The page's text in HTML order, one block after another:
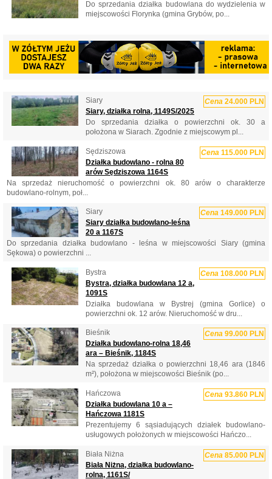
Do sprzedania działka budowlana do wydzielenia w
miejscowości Florynka (gmina Grybów, po...
Siary Cena 24.000 PLN
Siary, działka rolna, 1149S/2025
Do sprzedania działka o powierzchni ok. 30 a
położona w Siarach. Zgodnie z miejscowym pl...
Sędziszowa Cena 115.000 PLN
Działka budowlano - rolna 80
arów Sędziszowa 1164S
Na sprzedaż nieruchomość o powierzchni ok. 80 arów o charakterze
budowlano-rolnym, poł...
Siary Cena 149.000 PLN
Siary działka budowlano-leśna
20 a 1167S
Do sprzedania działka budowlano - leśna w miejscowości Siary (gmina
Sękowa) o powierzchni ...
Bystra Cena 108.000 PLN
Bystra, działka budowlana 12 a,
1091S
Działka budowlana w Bystrej (gmina Gorlice) o
powierzchni ok. 12 arów. Nieruchomość w dru...
Bieśnik Cena 99.000 PLN
Działka budowlano-rolna 18,46
ara – Bieśnik, 1184S
Na sprzedaż działka o powierzchni 18,46 ara (1846
m²), położona w miejscowości Bieśnik (po...
Hańczowa Cena 93.860 PLN
Działka budowlana 10 a –
Hańczowa 1181S
Prezentujemy 6 sąsiadujących działek budowlano-
usługowych położonych w miejscowości Hańczo...
Biała Niżna Cena 85.000 PLN
Biała Niżna, działka budowlano-
rolna, 1161S/